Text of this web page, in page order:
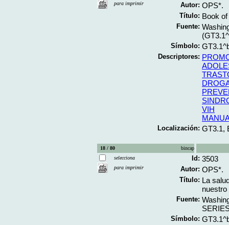
para imprimir
Autor: OPS*.
Título: Book
Fuente:
Símbolo:
Descriptores:
VIH
Localización: GT3.1,
18 / 80
bincap
selecciona
para imprimir
Id: 3503
Autor: OPS*.
Título: La
nuestro
Fuente:
Símbolo: